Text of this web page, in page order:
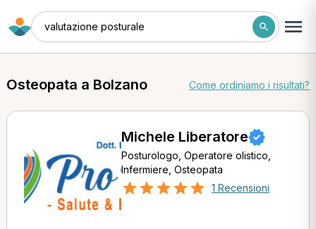
valutazione posturale
Osteopata a Bolzano Come ordiniamo i risultati?
Michele Liberatore
Posturologo, Operatore olistico,
Infermiere, Osteopata
1 Recensioni